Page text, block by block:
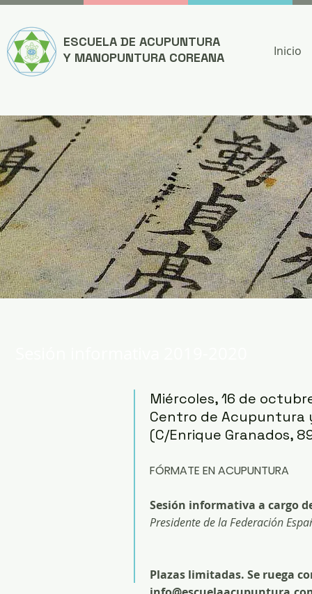
ESCUELA DE ACUPUNTURA
Y MANOPUNTURA COREANA
Inicio
Miércoles, 16 de
Centro de
(C/Enrique Granados,
FÓRMATE EN ACUPUNTURA
Sesión informativa a cargo
Presidente de la Federación
Plazas limitadas. Se ruega